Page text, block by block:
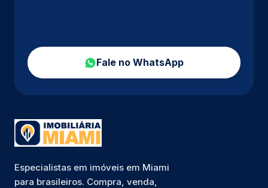
Fale no WhatsApp
Especialistas em imóveis em Miami
para brasileiros. Compra, venda,